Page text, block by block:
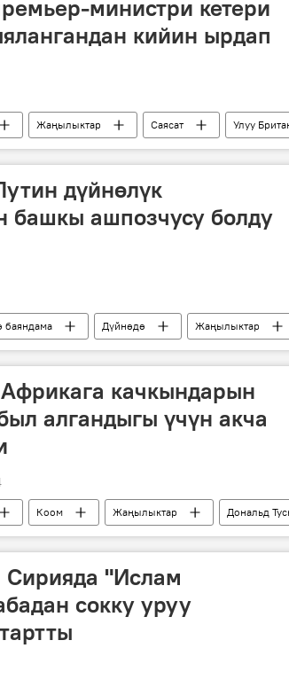
министри кетери
кийин ырдап
Жаңылыктар Саясат
Улуу
дүйнөлүк
башкы ашпозчусу болду
баяндама Дүйнөдө Жаңылыктар
мамиле Барак Обама
качкындарын
алгандыгы үчүн акча
Коом Жаңылыктар
Дональд
"Ислам
сокку уруу